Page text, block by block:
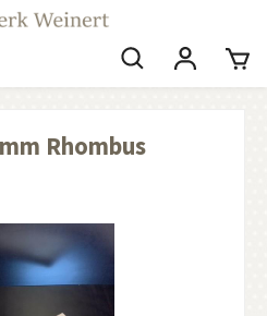
Rhombus